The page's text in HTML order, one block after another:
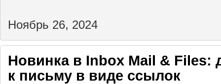
Ноябрь 26, 2024
Новинка в Inbox Mail & Files:
к письму в виде ссылок